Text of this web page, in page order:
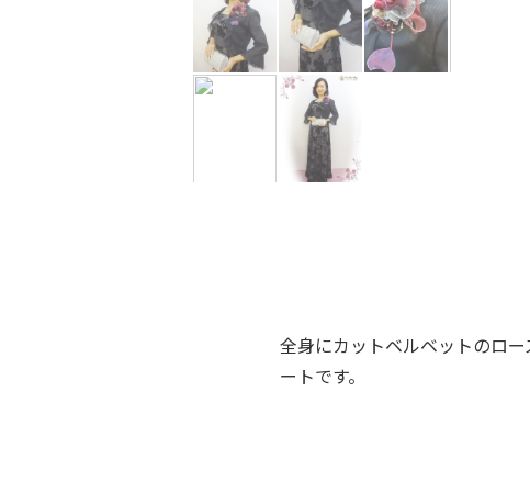
全身にカットベルベットのロ
ートです。